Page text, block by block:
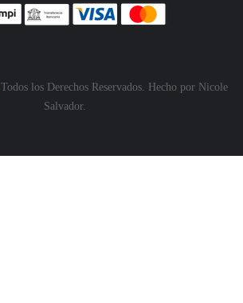
Todos los Derechos Reservados. Hecho por Nicole
Salvador.